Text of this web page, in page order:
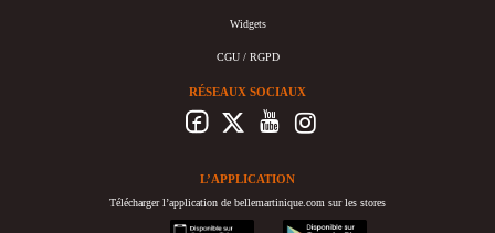
Widgets
CGU / RGPD
RÉSEAUX SOCIAUX
L’APPLICATION
Télécharger l’application de bellemartinique.com sur les stores
appstore
googleplay